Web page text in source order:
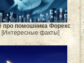
про помошника Форекс
[Интересные факты]